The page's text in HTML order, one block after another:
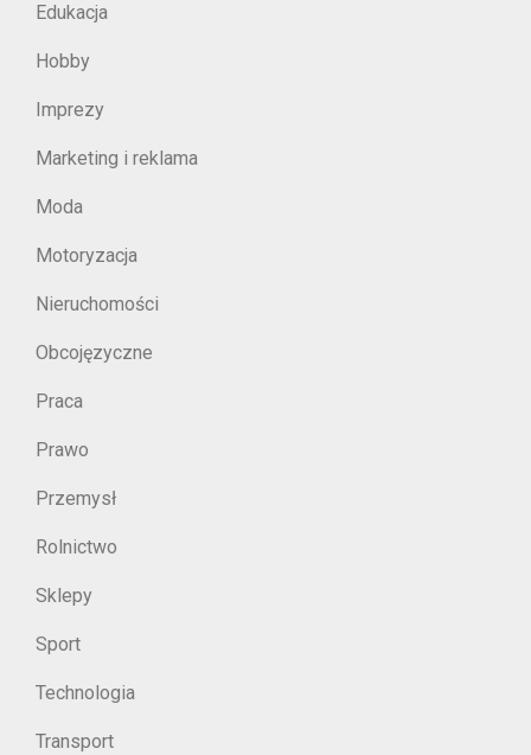
Edukacja
Hobby
Imprezy
Marketing i reklama
Moda
Motoryzacja
Nieruchomości
Obcojęzyczne
Praca
Prawo
Przemysł
Rolnictwo
Sklepy
Sport
Technologia
Transport